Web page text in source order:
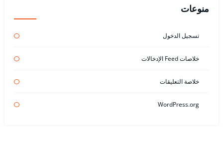
منوعات
تسجيل الدخول
خلاصات Feed الإدخالات
خلاصة التعليقات
WordPress.org